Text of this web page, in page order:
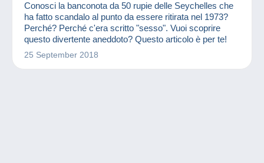
Conosci la banconota da 50 rupie delle Seychelles che
ha fatto scandalo al punto da essere ritirata nel 1973?
Perché? Perché c'era scritto "sesso". Vuoi scoprire
questo divertente aneddoto? Questo articolo è per te!
25 September 2018